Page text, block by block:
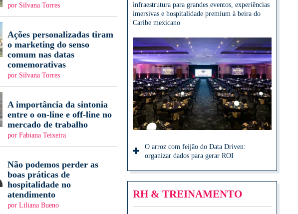
por Silvana Torres
Ações personalizadas tiram
o marketing do senso
comum nas datas
comemorativas
por Silvana Torres
A importância da sintonia
entre o on-line e off-line no
mercado de trabalho
por Fabiana Teixeira
Não podemos perder as
boas práticas de
hospitalidade no
atendimento
por Liliana Bueno
infraestrutura para grandes eventos, experiências
imersivas e hospitalidade premium à beira do
Caribe mexicano
O arroz com feijão do Data Driven:
organizar dados para gerar ROI
RH & TREINAMENTO